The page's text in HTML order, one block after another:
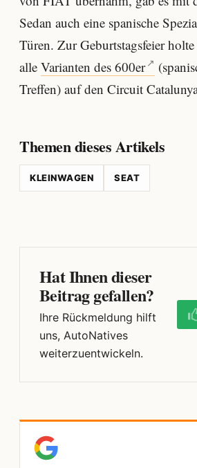
Sedan auch eine spanische
Türen. Zur Geburtstagsfeier
alle Varianten des 600er
Treffen) auf den Circuit
Themen dieses Artikels
KLEINWAGEN SEAT
Hat Ihnen dieser
Beitrag gefallen?
Ihre Rückmeldung hilft
uns, AutoNatives
weiterzuentwickeln.